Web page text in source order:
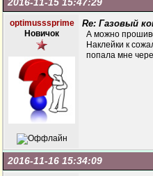
optimusssprime
Новичок
Re: Газовый
А можно
Наклейки к
попала мне
2016-11-16 15:34:09